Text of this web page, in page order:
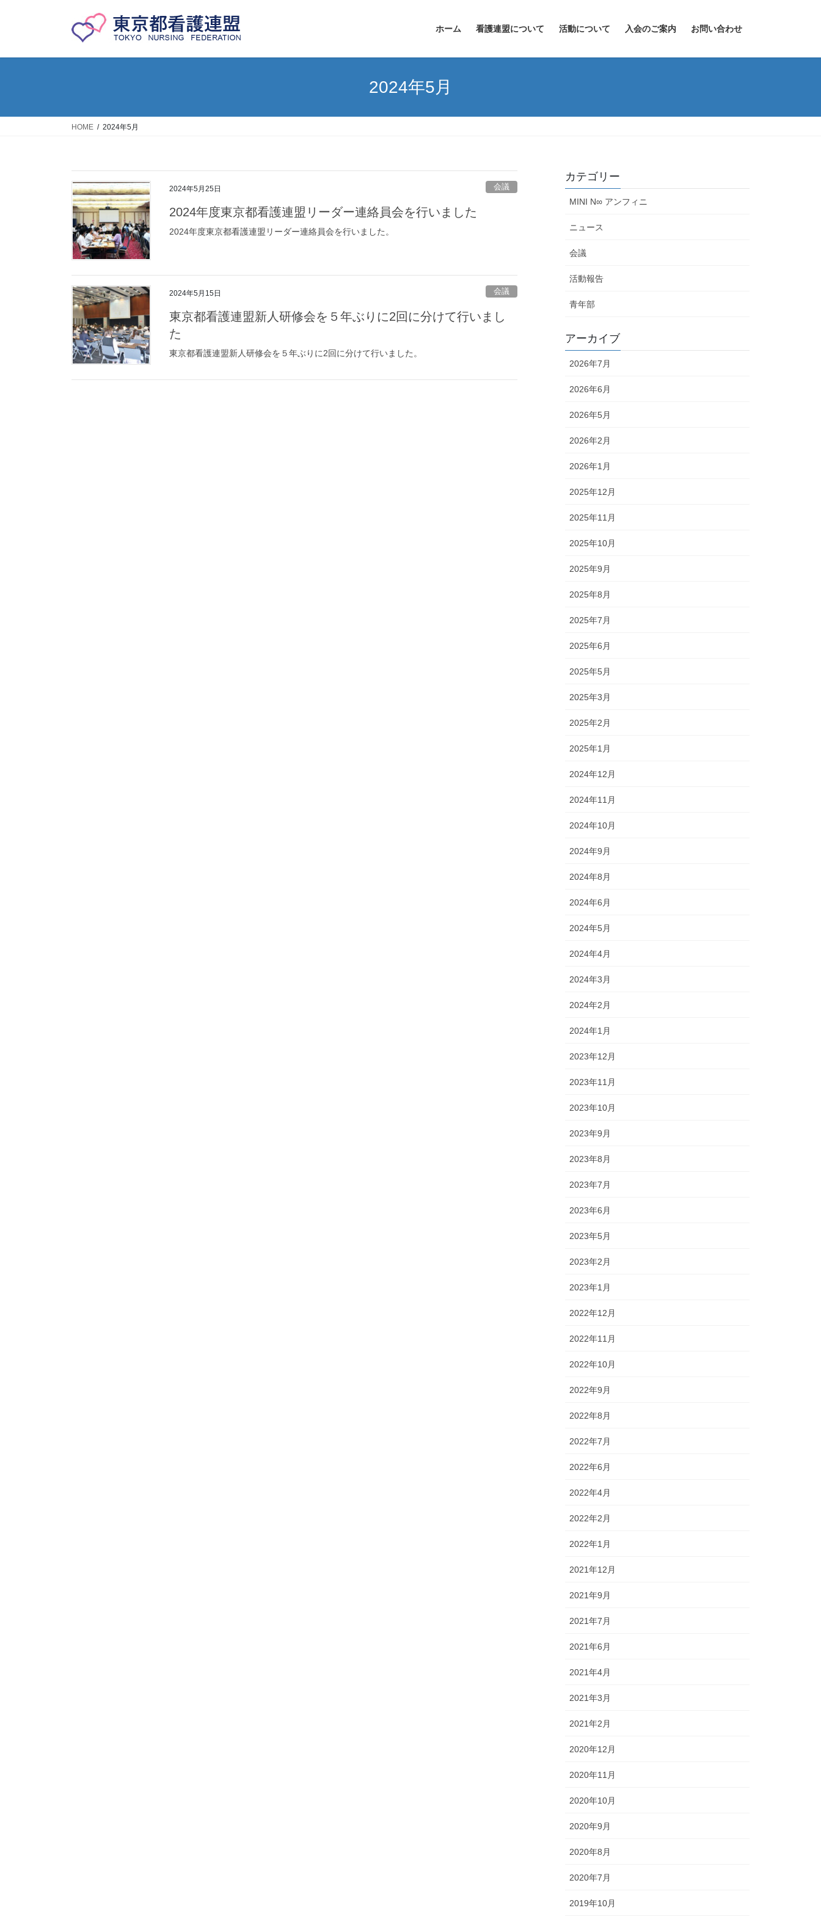
ホーム 看護連盟について 活動について 入会のご案内 お問い合わせ
2024年5月
HOME 2024年5月
2024年5月25日 会議
2024年度東京都看護連盟リーダー連絡員会を行いました
2024年度東京都看護連盟リーダー連絡員会を行いました。
2024年5月15日 会議
東京都看護連盟新人研修会を５年ぶりに2回に分けて行いまし
た
東京都看護連盟新人研修会を５年ぶりに2回に分けて行いました。
カテゴリー
MINI N∞ アンフィニ
ニュース
会議
活動報告
青年部
アーカイブ
2026年7月
2026年6月
2026年5月
2026年2月
2026年1月
2025年12月
2025年11月
2025年10月
2025年9月
2025年8月
2025年7月
2025年6月
2025年5月
2025年3月
2025年2月
2025年1月
2024年12月
2024年11月
2024年10月
2024年9月
2024年8月
2024年6月
2024年5月
2024年4月
2024年3月
2024年2月
2024年1月
2023年12月
2023年11月
2023年10月
2023年9月
2023年8月
2023年7月
2023年6月
2023年5月
2023年2月
2023年1月
2022年12月
2022年11月
2022年10月
2022年9月
2022年8月
2022年7月
2022年6月
2022年4月
2022年2月
2022年1月
2021年12月
2021年9月
2021年7月
2021年6月
2021年4月
2021年3月
2021年2月
2020年12月
2020年11月
2020年10月
2020年9月
2020年8月
2020年7月
2019年10月